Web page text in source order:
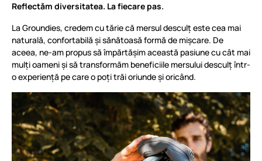
Reflectăm diversitatea. La fiecare pas.
La Groundies, credem cu tărie că mersul desculț este cea mai
naturală, confortabilă și sănătoasă formă de mișcare. De
aceea, ne-am propus să împărtășim această pasiune cu cât mai
mulți oameni și să transformăm beneficiile mersului desculț într-
o experiență pe care o poți trăi oriunde și oricând.